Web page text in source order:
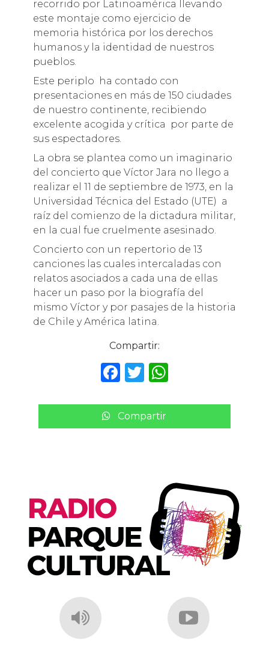
recorrido por Latinoamérica llevando
este montaje como ejercicio de
memoria histórica por los derechos
humanos y la identidad de nuestros
pueblos.
Este periplo ha contado con
presentaciones en más de 150 ciudades
de nuestro continente, recibiendo
excelente acogida y crítica por parte de
sus espectadores.
La obra se plantea como un imaginario
del concierto que Víctor Jara no llego a
realizar el 11 de septiembre de 1973, en la
Universidad Técnica del Estado (UTE) a
raíz del comienzo de la dictadura militar,
en la cual fue cruelmente asesinado.
Concierto con un repertorio de 13
canciones las cuales intercaladas con
relatos asociados a cada una de ellas
hacer un paso por la biografía del
mismo Víctor y por pasajes de la historia
de Chile y América latina.
Compartir:
F
c
e
T
it
te
W
a
ts
p
Compartir